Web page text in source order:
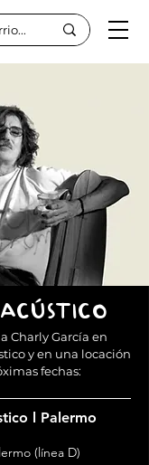
Charly García en
y en una locación
fechas:
l Palermo
(línea D)